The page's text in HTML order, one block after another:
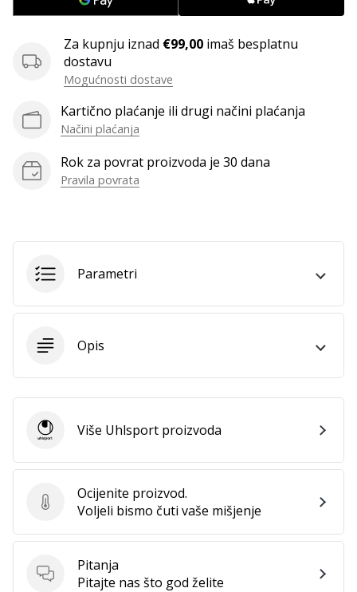
odbojku
Obožavaš
odbojku
poput
Pridruži
nam
Prikaži
sve
članke
Za kupnju iznad €99,00 imaš besplatnu
dostavu
Mogućnosti dostave
Kartično plaćanje ili drugi načini plaćanja
Načini plaćanja
Rok za povrat proizvoda je 30 dana
Pravila povrata
Parametri
Opis
Ocijenite proizvod.
Ocijenite proizvod.
Voljeli bismo čuti vaše mišjenje
Pitanja
Pitanja
Pitajte nas što god želite
UhlsportViše Uhlsport proizvoda